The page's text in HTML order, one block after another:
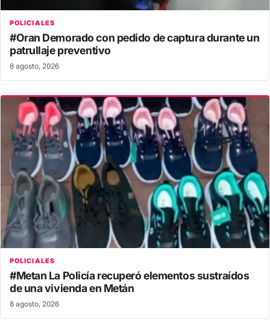
POLICIALES
#Oran Demorado con pedido de captura durante un
patrullaje preventivo
8 agosto, 2026
POLICIALES
#Metan La Policía recuperó elementos sustraídos
de una vivienda en Metán
8 agosto, 2026